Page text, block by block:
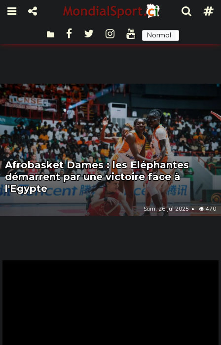
Normal
Afrobasket Dames : les Eléphantes
démarrent par une victoire face à
l'Egypte
Sam, 26 Jul 2025 470